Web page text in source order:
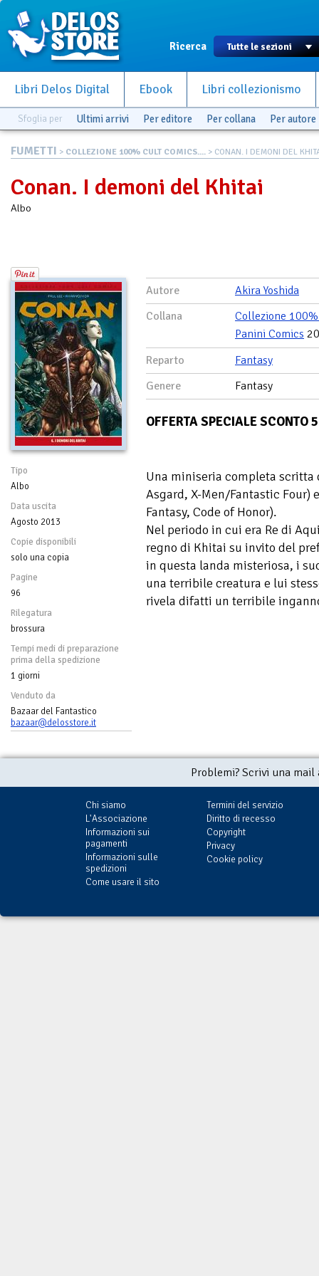
Ricerca
Libri Delos Digital Ebook Libri collezionismo
Sfoglia per Ultimi arrivi Per editore Per collana Per autore
FUMETTI > COLLEZIONE 100% CULT COMICS.... > CONAN. I DEMONI DEL
Conan. I demoni del Khitai
Albo
Tipo
Albo
Data uscita
Agosto 2013
Copie disponibili
solo una copia
Pagine
96
Rilegatura
brossura
Tempi medi di preparazione
prima della spedizione
1 giorni
Venduto da
Bazaar del Fantastico
bazaar@delosstore.it
Autore
Akira Yoshida
Collana
Collezione
Panini Comics
Reparto
Fantasy
Genere
Fantasy
OFFERTA SPECIALE SCONTO
Una miniseria completa scritta
Asgard, X-Men/Fantastic Four)
Fantasy, Code of Honor).
Nel periodo in cui era Re di
regno di Khitai su invito del
in questa landa misteriosa, i
una terribile creatura e lui
rivela difatti un terribile
Problemi? Scrivi una
Chi siamo
L'Associazione
Informazioni sui
pagamenti
Informazioni sulle
spedizioni
Come usare il sito
Termini del servizio
Diritto di recesso
Copyright
Privacy
Cookie policy